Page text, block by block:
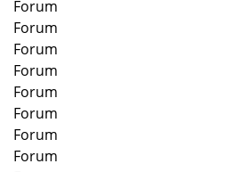
Forum
Forum
Forum
Forum
Forum
Forum
Forum
Forum